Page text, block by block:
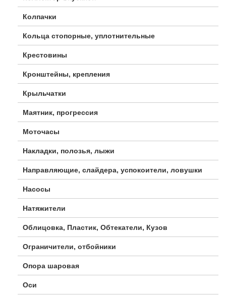
Колпачки
Кольца стопорные, уплотнительные
Крестовины
Кронштейны, крепления
Крыльчатки
Маятник, прогрессия
Моточасы
Накладки, полозья, лыжи
Направляющие, слайдера, успокоители, ловушки
Насосы
Натяжители
Облицовка, Пластик, Обтекатели, Кузов
Ограничители, отбойники
Опора шаровая
Оси